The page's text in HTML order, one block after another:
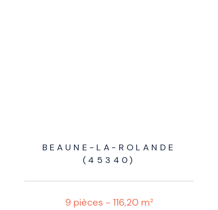
BEAUNE-LA-ROLANDE
(45340)
9 pièces - 116,20 m²